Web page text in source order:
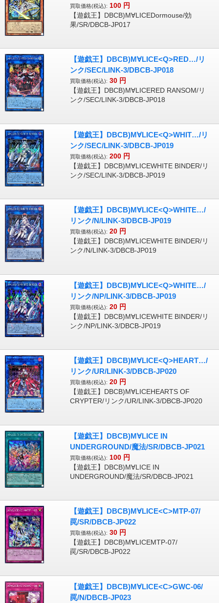
買取価格(税込): 100 円
【遊戯王】DBCB)M∀LICEDormouse/効
果/SR/DBCB-JP017
【遊戯王】DBCB)M∀LICE<Q>RED…/リ
ンク/SEC/LINK-3/DBCB-JP018
買取価格(税込): 30 円
【遊戯王】DBCB)M∀LICERED RANSOM/リ
ンク/SEC/LINK-3/DBCB-JP018
【遊戯王】DBCB)M∀LICE<Q>WHIT…/リ
ンク/SEC/LINK-3/DBCB-JP019
買取価格(税込): 200 円
【遊戯王】DBCB)M∀LICEWHITE BINDER/リ
ンク/SEC/LINK-3/DBCB-JP019
【遊戯王】DBCB)M∀LICE<Q>WHITE…/
リンク/N/LINK-3/DBCB-JP019
買取価格(税込): 20 円
【遊戯王】DBCB)M∀LICEWHITE BINDER/リ
ンク/N/LINK-3/DBCB-JP019
【遊戯王】DBCB)M∀LICE<Q>WHITE…/
リンク/NP/LINK-3/DBCB-JP019
買取価格(税込): 20 円
【遊戯王】DBCB)M∀LICEWHITE BINDER/リ
ンク/NP/LINK-3/DBCB-JP019
【遊戯王】DBCB)M∀LICE<Q>HEART…/
リンク/UR/LINK-3/DBCB-JP020
買取価格(税込): 20 円
【遊戯王】DBCB)M∀LICEHEARTS OF
CRYPTER/リンク/UR/LINK-3/DBCB-JP020
【遊戯王】DBCB)M∀LICE IN
UNDERGROUND/魔法/SR/DBCB-JP021
買取価格(税込): 100 円
【遊戯王】DBCB)M∀LICE IN
UNDERGROUND/魔法/SR/DBCB-JP021
【遊戯王】DBCB)M∀LICE<C>MTP-07/
罠/SR/DBCB-JP022
買取価格(税込): 30 円
【遊戯王】DBCB)M∀LICEMTP-07/
罠/SR/DBCB-JP022
【遊戯王】DBCB)M∀LICE<C>GWC-06/
罠/N/DBCB-JP023